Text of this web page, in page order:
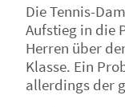
Die Tennis-
Aufstieg in die
Herren über
Klasse. Ein
allerdings der